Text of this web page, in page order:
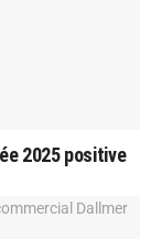
2025 positive